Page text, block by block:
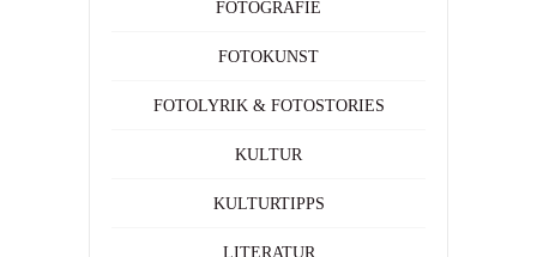
FOTOGRAFIE
FOTOKUNST
FOTOLYRIK & FOTOSTORIES
KULTUR
KULTURTIPPS
LITERATUR